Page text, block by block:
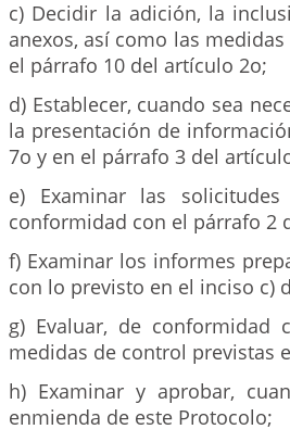
c) Decidir la adición, la
anexos, así como las
el párrafo 10 del artículo 2o;
d) Establecer, cuando sea
la presentación de
7o y en el párrafo 3 del
e) Examinar las
conformidad con el párrafo 2
f) Examinar los informes
con lo previsto en el inciso c)
g) Evaluar, de
medidas de control previstas
h) Examinar y aprobar,
enmienda de este Protocolo;